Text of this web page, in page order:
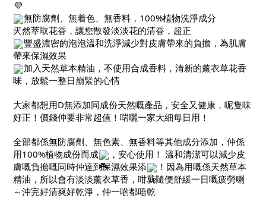
無防腐劑、無着色、無香料，100%植物洗淨成分
天然萃取花香，讓您散發淡淡花的清香，超正
豐盛濃密的泡泡溫和洗淨減少對皮膚帶來的負擔，為肌膚
帶來保濕效果
加入天然草本精油，不使用合成香料，清新的薰衣草花香
味，放鬆一整日崩緊的心情
大家都想用D無添加同成份天然嘅產品，安全又健康，呢隻味
好正！價錢仲要非常超值！啱曬一家大細每日用！
全部都係無防腐劑、無色素、無香料等其他成分添加，仲係
用100%植物成份而成
，安心使用！ 溫和清潔可以減少皮
膚嘅負擔嘅同時仲達到保濕效果添
！因為用嘅係天然草本
精油，所以會有淡淡薰衣草香，咁就隨便舒緩一日嘅疲勞喇
～沖完好清爽好乾淨，仲一啲都唔乾